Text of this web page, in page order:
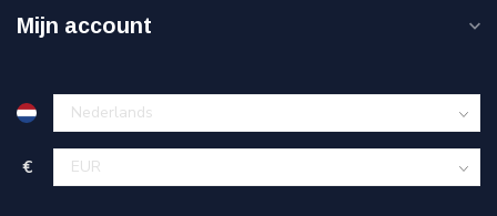
Mijn account
€